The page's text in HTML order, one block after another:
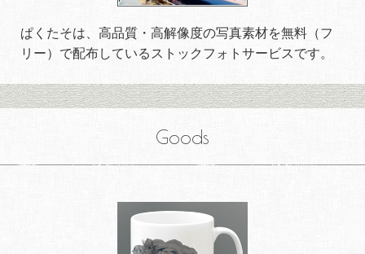
ぱくたそは、高品質・高解像度の写真素材を無料（フ
リー）で配布しているストックフォトサービスです。
Goods